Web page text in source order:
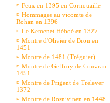
¤ Feux en 1395 en Cornouaille
¤ Hommages au vicomte de
Rohan en 1396
¤ Le Kemenet Héboé en 1327
¤ Montre d'Olivier de Bron en
1451
¤ Montre de 1481 (Tréguier)
¤ Montre de Geffroy de Couvran
1451
¤ Montre de Prigent de Trelever
1372
¤ Montre de Rosnivinen en 1448